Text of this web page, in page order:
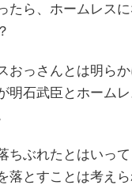
たら、ホームレス
おっさんとは明ら
明石武臣とホーム
ちぶれたとはいっ
落とすことは考えら